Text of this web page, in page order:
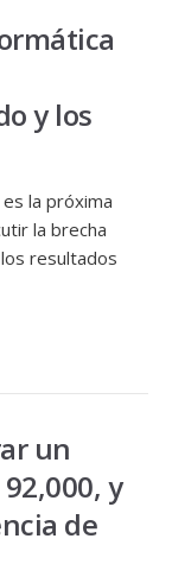
y los
la próxima
la brecha
resultados
un
y
de